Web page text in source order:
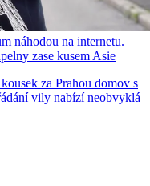
náhodou na internetu.
zase kusem Asie
za Prahou domov s
vily nabízí neobvyklá